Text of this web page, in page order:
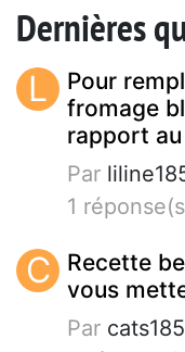
Dernières
L
Pour
fromage
rapport
Par
1
C
Recette
vous
Par